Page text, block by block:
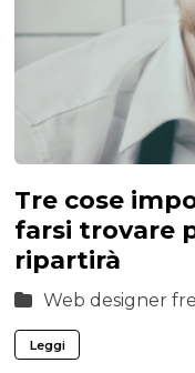
Tre cose
farsi trovare
ripartirà
Web designer
Leggi